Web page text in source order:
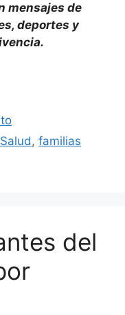
mensajes de
deportes y
,familias
del